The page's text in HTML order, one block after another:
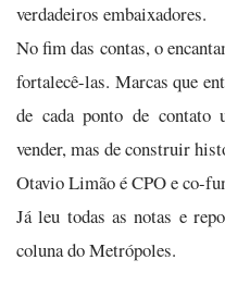
verdadeiros embaixadores.
No fim das contas, o
fortalecê-las. Marcas que
de cada ponto de contato
vender, mas de construir
Otavio Limão é CPO e co-
Já leu todas as notas e
coluna do Metrópoles.